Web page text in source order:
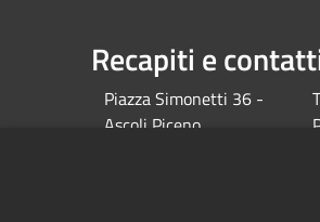
Recapiti e
Piazza Simonetti 36 -
Ascoli Piceno